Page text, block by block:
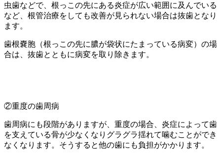
虫歯などで、根っこの先にある炎症が広い範囲に及んでいる
など、根管治療をしても改善が見られない場合は抜歯となり
ます。
歯根嚢胞（根っこの先に膿が袋状にたまっている病変）の場
合は、抜歯とともに病変を取り除きます。
②重度の歯周病
歯周病にも段階がありますが、重度の場合、炎症によって歯
を支えている骨が少なくなりグラグラ揺れて噛むことができ
なくなります。そうすると他の歯にも負担がかかります。